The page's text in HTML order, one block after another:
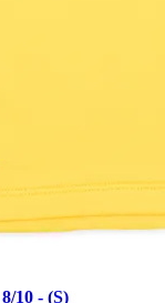
10 - (S)